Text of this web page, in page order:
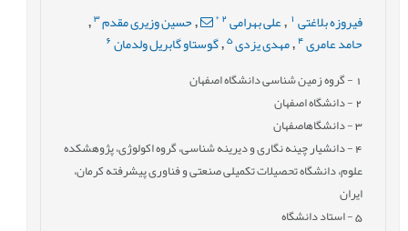
فیروزه بلاغتی , علی بهرامی 2
*
,حسین وزیری مقدم3
,
حامد عامری 4
,مهدی یزدی 5
,گوستاو گابریل ولدمان
- گروه زمین شناسی دانشگاه اصفهان
2- دانشگاه اصفهان
3- دانشگاهاصفهان
4- دانشیار چینه نگاری و دیرینه شناسی، گروه اکولوژی، پژوهشکده
علوم، دانشگاه تحصیلات تکمیلی صنعتی و فناوری پیشرفته کرمان،
ایران
5- استاد دانشگاه